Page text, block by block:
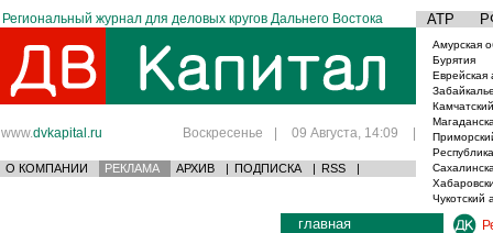
Региональный журнал для деловых кругов Дальнего Востока АТР
www.dvkapital.ru Воскресенье | 09 Августа, 14:09 |
О КОМПАНИИ РЕКЛАМА АРХИВ | ПОДПИСКА | RSS |
Амурская
Бурятия
Еврейская
Чукотский
главная